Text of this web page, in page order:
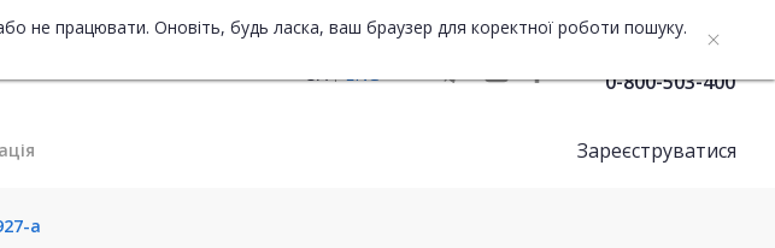
не працювати. Оновіть, будь ласка, ваш браузер для коректної роботи пошуку.
UA
ENG 0-800-503-400
Зареєструватися
a